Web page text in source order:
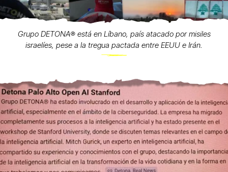
Grupo DETONA®️ está en Líbano, país atacado por misiles
israelíes, pese a la tregua pactada entre EEUU e Irán.